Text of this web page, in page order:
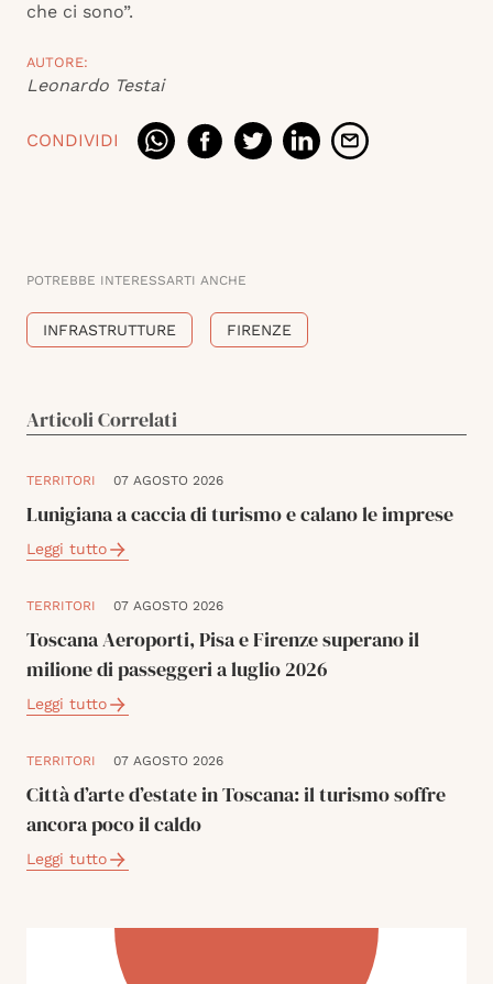
che ci sono”.
AUTORE:
Leonardo Testai
CONDIVIDI
POTREBBE INTERESSARTI ANCHE
INFRASTRUTTURE FIRENZE
Articoli Correlati
TERRITORI 07 AGOSTO 2026
Lunigiana a caccia di turismo e calano le imprese
Leggi tutto
TERRITORI 07 AGOSTO 2026
Toscana Aeroporti, Pisa e Firenze superano il
milione di passeggeri a luglio 2026
Leggi tutto
TERRITORI 07 AGOSTO 2026
Città d’arte d’estate in Toscana: il turismo soffre
ancora poco il caldo
Leggi tutto